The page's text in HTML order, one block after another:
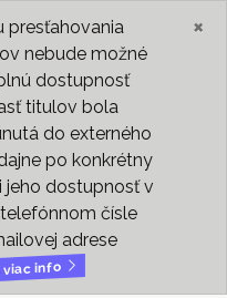
presťahovania
nebude možné
dostupnosť
titulov bola
do externého
po konkrétny
jeho dostupnosť v
čísle
adrese
viac info
×